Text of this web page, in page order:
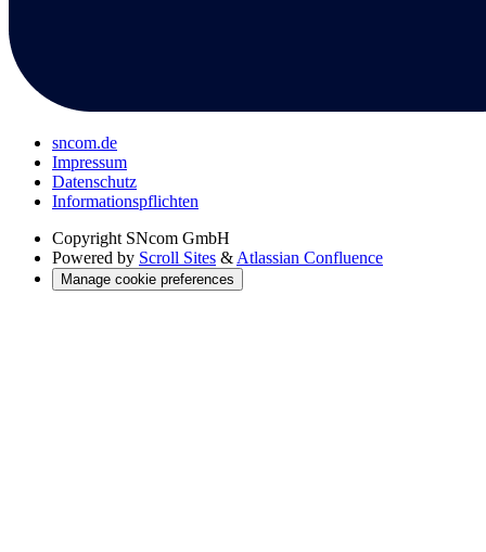
sncom.de
Impressum
Datenschutz
Informations­pflichten
Copyright SNcom GmbH
Powered by Scroll Sites & Atlassian Confluence
Manage cookie preferences